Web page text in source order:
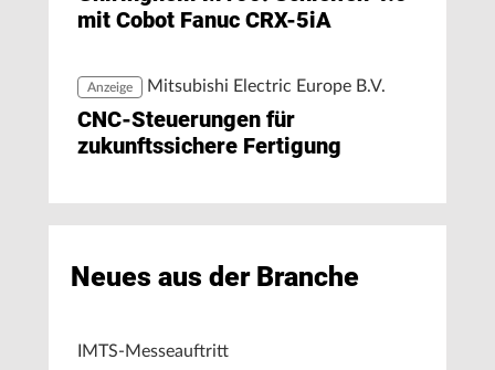
mit Cobot Fanuc CRX-5iA
Anzeige Mitsubishi Electric Europe B.V.
CNC-Steuerungen für
zukunftssichere Fertigung
Neues aus der Branche
IMTS-Messeauftritt